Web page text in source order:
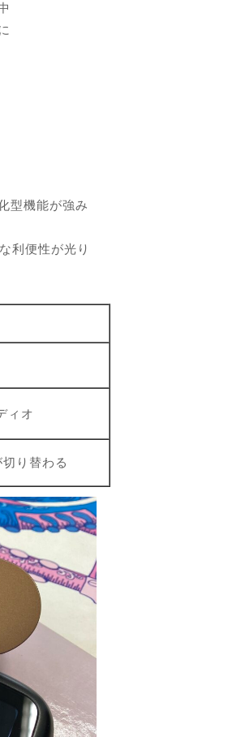
型機能が強み
利便性が光り
ィオ
り替わる